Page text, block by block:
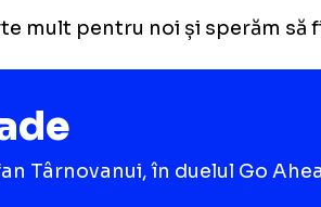
mult pentru noi și sperăm să
Târnovanui, în duelul Go